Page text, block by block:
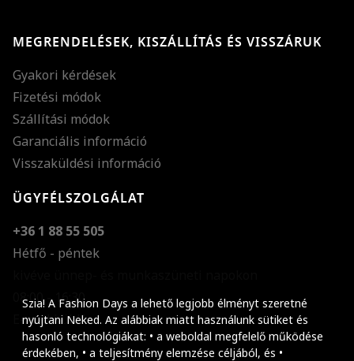
Szia! A Fashion Days a lehető legjobb élményt szeretné
nyújtani Neked. Az alábbiak miatt használunk sütiket és
hasonló technológiákat: • a weboldal megfelelő működése
érdekében, • a teljesítmény elemzése céljából, és •
MEGRENDELÉSEK, KISZÁLLÍTÁS ÉS VISSZÁRUK
Gyakori kérdések
Fizetési módok
Szállítási módok
Garanciális információ
Visszaküldési információ
ÜGYFÉLSZOLGÁLAT
+36 1 88 55 505
Hétfő - péntek
08:00 - 16:30
E-mail küldése
Szöveg méretének
Szóköz növelése